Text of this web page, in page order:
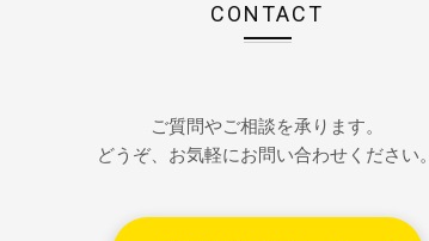
CONTACT
ご質問やご相談を承ります。
どうぞ、お気軽にお問い合わせください。